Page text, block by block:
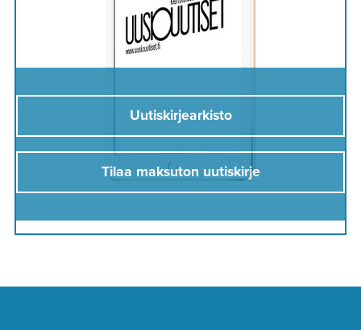
Uutiskirjearkisto
Tilaa maksuton uutiskirje